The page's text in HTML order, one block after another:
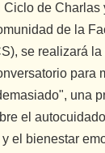
Ciclo de Charlas
de la
se realizará
para
una
el
el bienestar